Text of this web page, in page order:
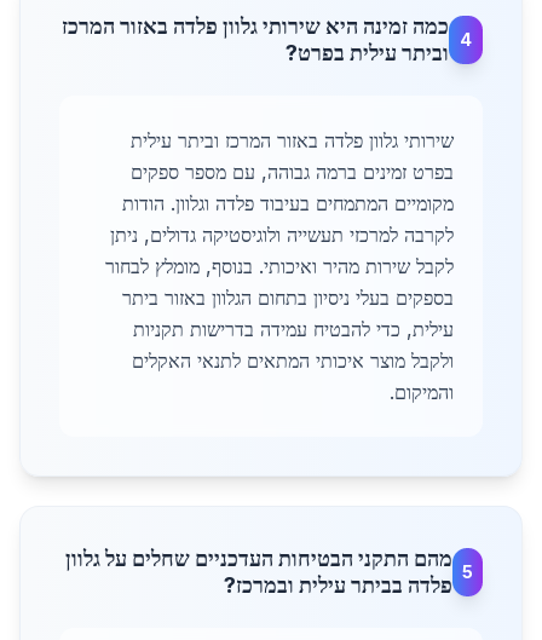
4
כמה זמינה היא שירותי גלוון פלדה באזור המרכז
וביתר עילית בפרט?
שירותי גלוון פלדה באזור המרכז וביתר עילית
בפרט זמינים ברמה גבוהה, עם מספר ספקים
מקומיים המתמחים בעיבוד פלדה וגלוון. הודות
לקרבה למרכזי תעשייה ולוגיסטיקה גדולים, ניתן
לקבל שירות מהיר ואיכותי. בנוסף, מומלץ לבחור
בספקים בעלי ניסיון בתחום הגלוון באזור ביתר
עילית, כדי להבטיח עמידה בדרישות תקניות
ולקבל מוצר איכותי המתאים לתנאי האקלים
והמיקום.
5
מהם התקני הבטיחות העדכניים שחלים על גלוון
פלדה בביתר עילית ובמרכז?